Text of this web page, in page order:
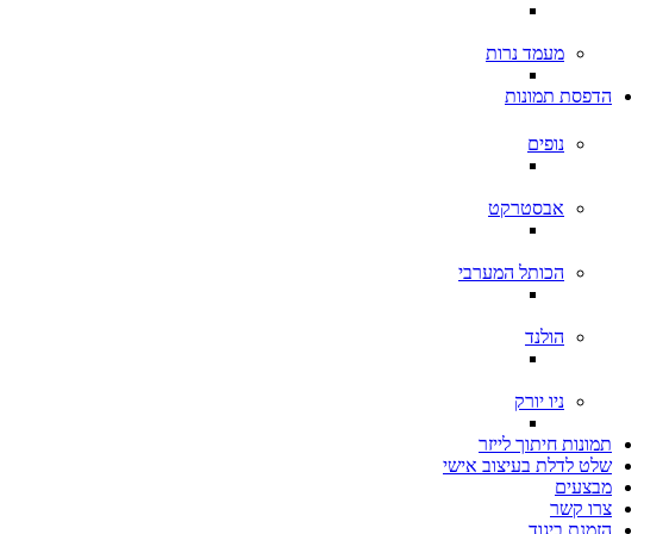
מעמד נרות
הדפסת תמונות
נופים
אבסטרקט
הכותל המערבי
הולנד
ניו יורק
תמונות חיתוך לייזר
שלט לדלת בעיצוב אישי
מבצעים
צרו קשר
הזמנת ביגוד